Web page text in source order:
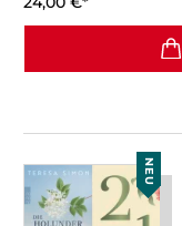
NEU